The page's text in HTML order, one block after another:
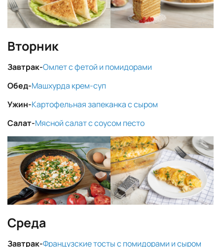
Вторник
Завтрак-Омлет с фетой и помидорами
Обед-Машхурда крем-суп
Ужин-Картофельная запеканка с сыром
Салат-Мясной салат с соусом песто
Среда
Завтрак-Французские тосты с помидорами и сыром